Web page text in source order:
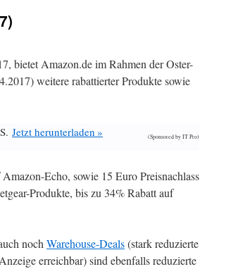
bietet Amazon.de im Rahmen der Oster-
weitere rabattierter Produkte sowie
Jetzt herunterladen » (Sponsored by IT Pro)
Echo, sowie 15 Euro Preisnachlass
Produkte, bis zu 34% Rabatt auf
noch Warehouse-Deals(stark reduzierte
erreichbar) sind ebenfalls reduzierte